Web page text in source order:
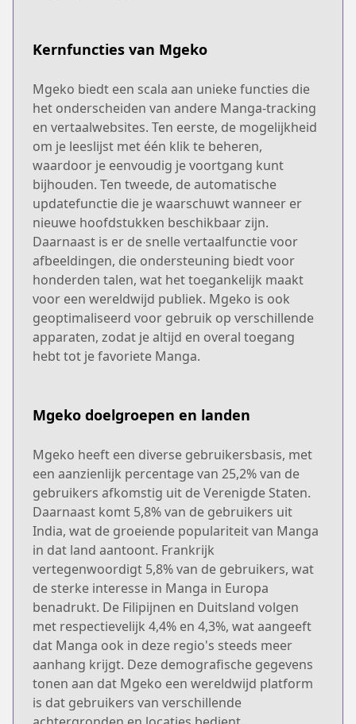
Kernfuncties van Mgeko
Mgeko biedt een scala aan unieke functies die
het onderscheiden van andere Manga-tracking
en vertaalwebsites. Ten eerste, de mogelijkheid
om je leeslijst met één klik te beheren,
waardoor je eenvoudig je voortgang kunt
bijhouden. Ten tweede, de automatische
updatefunctie die je waarschuwt wanneer er
nieuwe hoofdstukken beschikbaar zijn.
Daarnaast is er de snelle vertaalfunctie voor
afbeeldingen, die ondersteuning biedt voor
honderden talen, wat het toegankelijk maakt
voor een wereldwijd publiek. Mgeko is ook
geoptimaliseerd voor gebruik op verschillende
apparaten, zodat je altijd en overal toegang
hebt tot je favoriete Manga.
Mgeko doelgroepen en landen
Mgeko heeft een diverse gebruikersbasis, met
een aanzienlijk percentage van 25,2% van de
gebruikers afkomstig uit de Verenigde Staten.
Daarnaast komt 5,8% van de gebruikers uit
India, wat de groeiende populariteit van Manga
in dat land aantoont. Frankrijk
vertegenwoordigt 5,8% van de gebruikers, wat
de sterke interesse in Manga in Europa
benadrukt. De Filipijnen en Duitsland volgen
met respectievelijk 4,4% en 4,3%, wat aangeeft
dat Manga ook in deze regio's steeds meer
aanhang krijgt. Deze demografische gegevens
tonen aan dat Mgeko een wereldwijd platform
is dat gebruikers van verschillende